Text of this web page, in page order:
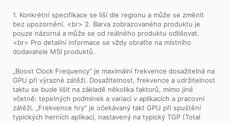
1. Konkrétní specifikace se liší dle regionu a může se změnit
bez upozornění. <br> 2. Barva zobrazovaného produktu je
pouze názorná a může se od reálného produktu odlišovat.
<br> Pro detailní informace se vždy obraťte na místního
dodavatele MSI produktů.
„Boost Clock Frequency“ je maximální frekvence dosažitelná na
GPU při výrazné zátěži. Dosažitelnost, frekvence a udržitelnost
taktu se bude lišit na základě několika faktorů, mimo jiné
včetně: tepelných podmínek a variací v aplikacích a pracovní
zátěži. „Frekvence hry“ je očekávaný takt GPU při spuštění
typických herních aplikací, nastavený na typický TGP (Total